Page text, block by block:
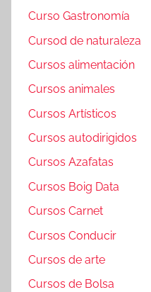
Curso Gastronomía
Cursod de naturaleza
Cursos alimentación
Cursos animales
Cursos Artísticos
Cursos autodirigidos
Cursos Azafatas
Cursos Boig Data
Cursos Carnet
Cursos Conducir
Cursos de arte
Cursos de Bolsa